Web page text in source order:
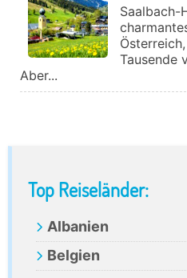
Saalbach-
Tausende
Aber...
Primary
Sidebar
Top Reiseländer:
Albanien
Belgien